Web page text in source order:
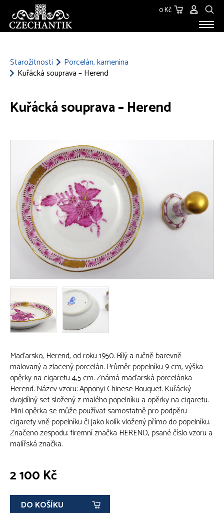
0 Kč
Starožitnosti
Porcelán, kamenina
Kuřácká souprava – Herend
Kuřácká souprava – Herend
Maďarsko, Herend, od roku 1950. Bílý a ručně barevně
malovaný a zlacený porcelán. Průměr popelníku 9 cm, výška
opěrky na cigaretu 4,5 cm. Známá maďarská porcelánka
Herend. Název vzoru: Apponyi Chinese Bouquet. Kuřácký
dvojdílný set složený z malého popelníku a opěrky na cigaretu.
Mini opěrka se může používat samostatně pro podpěru
cigarety vně popelníku či jako kolík vložený přímo do popelníku.
Značeno zespodu: firemní značka HEREND, psané číslo vzoru a
malířská značka.
2 100 Kč
DO KOŠÍKU